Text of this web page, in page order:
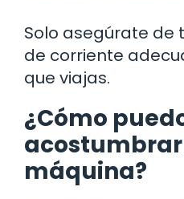
Solo asegúrate
de corriente
que viajas.
¿Cómo
máquina?